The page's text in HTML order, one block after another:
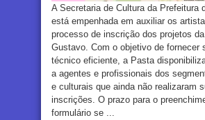
A Secretaria de Cultura da Prefeitura
está empenhada em auxiliar os
processo de inscrição dos projetos
Gustavo. Com o objetivo de fornecer
técnico eficiente, a Pasta
a agentes e profissionais dos
e culturais que ainda não realizaram
inscrições. O prazo para o
formulário se ...